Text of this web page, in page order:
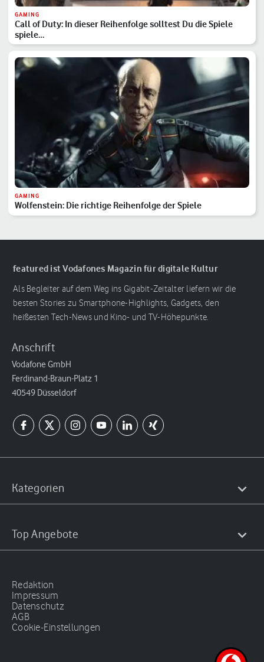
GAMING
Call of Duty: In dieser Reihenfolge solltest Du die Spiele
spiele…
GAMING
Wolfenstein: Die richtige Reihenfolge der Spiele
featured ist Vodafones Magazin für digitale Kultur
Als Begleiter auf dem Weg ins Gigabit-Zeitalter liefern wir die
besten Stories zu Smartphone-Highlights, Gadgets, den
heißesten Tech-News und Kino- und TV-Höhepunkte.
Anschrift
Vodafone GmbH
Ferdinand-Braun-Platz 1
40549 Düsseldorf
Kategorien
Top Angebote
Redaktion
Impressum
Datenschutz
AGB
Cookie-Einstellungen